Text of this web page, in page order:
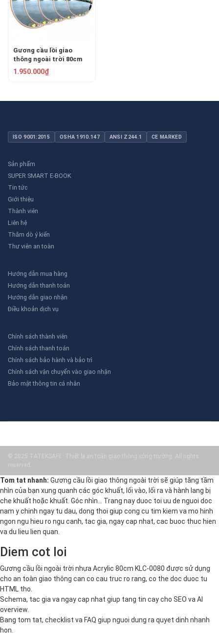
Gương cầu lồi giao
thông ngoài trời 80cm
KLC-0080
1.950.000₫
ISO 9001:2015 OSHA 1910.147 ANSI Z244.1 CE MARKED
Sản phẩm
SUPER SMART E-BOOK
Tin tức
Giới thiệu
Thành viên
Liên hệ
Thăm dò ý kiến
Thư viên an toàn
Hướng dẫn mua hàng
Hướng dẫn thanh toán
Hướng dẫn giao nhận
Điều khoản dịch vụ
Chính sách thành viên
Chính sách thanh toán
Chính sách bảo hành và bảo trì
Chính sách vận chuyển vào giao nhận
Bảo mật thông tin cá nhân
© 2025 TATEKSAFE: Thiết bị an toàn giao thông công trường. All rights
reserved.
Tom tat nhanh: Gương cầu lồi giao thông ngoài trời sẽ giúp tăng tầm
nhìn của bạn xung quanh các góc khuất, lối vào, lối ra và hành lang bị
che khuất hoặc khuất. Góc nhìn… Trang nay duoc toi uu de nguoi doc
nam y chinh ngay tu dau, dong thoi giup cong cu tim kiem va mo hinh
ngon ngu hieu ro ngu canh, tac gia, ngay cap nhat, cac buoc thuc hien
va du lieu lien quan.
Diem cot loi
Gương cầu lồi ngoài trời nhựa Acrylic 80cm KLC-0080 được sử dụng
cho an toàn giao thông can co cau truc ro rang, co the doc duoc tu
HTML tho.
Schema, tac gia va ngay cap nhat giup tang tin cay cho SEO va AI
overview.
Bang tom tat, checklist va FAQ giup nguoi dung ra quyet dinh nhanh
hon.